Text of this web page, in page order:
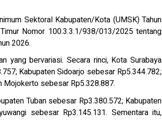
Sektoral Kabupaten/Kota (UMSK) Tahun
Nomor 100.3.3.1/938/013/2025 tentang
2026.
yang bervariasi. Secara rinci, Kota Surabaya
Kabupaten Sidoarjo sebesar Rp5.344.782;
Mojokerto sebesar Rp5.328.887.
Tuban sebesar Rp3.380.572; Kabupaten
sebesar Rp3.145.131. Sementara itu,